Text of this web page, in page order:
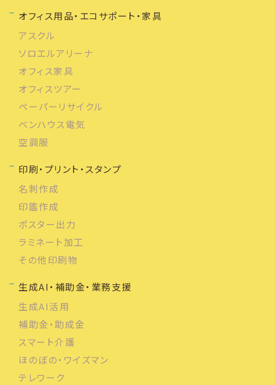
オフィス用品・エコサポート・家具
アスクル
ソロエルアリーナ
オフィス家具
オフィスツアー
ペーパーリサイクル
ベンハウス電気
空調服
印刷・プリント・スタンプ
名刺作成
印鑑作成
ポスター出力
ラミネート加工
その他印刷物
生成AI・補助金・業務支援
生成AI活用
補助金・助成金
スマート介護
ほのぼの・ワイズマン
テレワーク